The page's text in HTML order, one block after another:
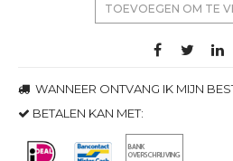
TOEVOEGEN OM TE
WANNEER ONTVANG IK MIJN
BETALEN KAN MET: